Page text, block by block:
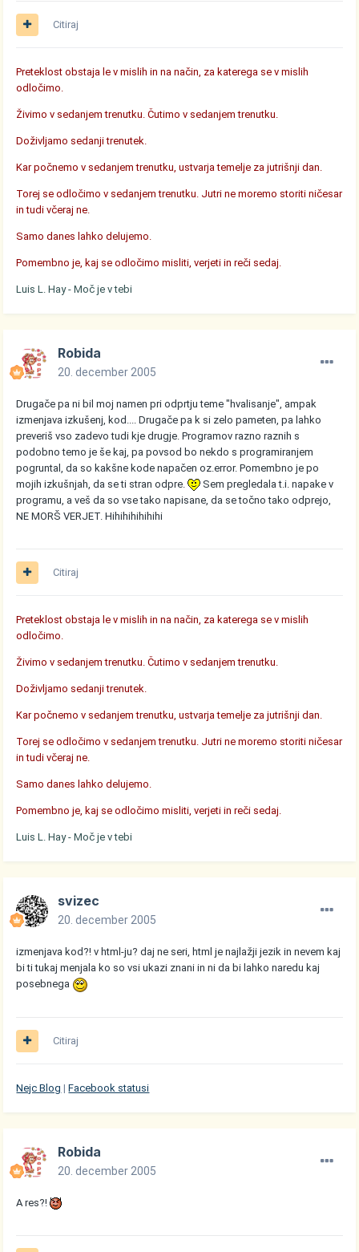
Citiraj
Preteklost obstaja le v mislih in na način, za katerega se v mislih
odločimo.
Živimo v sedanjem trenutku. Čutimo v sedanjem trenutku.
Doživljamo sedanji trenutek.
Kar počnemo v sedanjem trenutku, ustvarja temelje za jutrišnji dan.
Torej se odločimo v sedanjem trenutku. Jutri ne moremo storiti ničesar
in tudi včeraj ne.
Samo danes lahko delujemo.
Pomembno je, kaj se odločimo misliti, verjeti in reči sedaj.
Luis L. Hay - Moč je v tebi
Robida
20. december 2005
Drugače pa ni bil moj namen pri odprtju teme "hvalisanje", ampak
izmenjava izkušenj, kod.... Drugače pa k si zelo pameten, pa lahko
preveriš vso zadevo tudi kje drugje. Programov razno raznih s
podobno temo je še kaj, pa povsod bo nekdo s programiranjem
pogruntal, da so kakšne kode napačen oz.error. Pomembno je po
mojih izkušnjah, da se ti stran odpre.
Sem pregledala t.i. napake v
programu, a veš da so vse tako napisane, da se točno tako odprejo,
NE MORŠ VERJET. Hihihihihihihi
Citiraj
Preteklost obstaja le v mislih in na način, za katerega se v mislih
odločimo.
Živimo v sedanjem trenutku. Čutimo v sedanjem trenutku.
Doživljamo sedanji trenutek.
Kar počnemo v sedanjem trenutku, ustvarja temelje za jutrišnji dan.
Torej se odločimo v sedanjem trenutku. Jutri ne moremo storiti ničesar
in tudi včeraj ne.
Samo danes lahko delujemo.
Pomembno je, kaj se odločimo misliti, verjeti in reči sedaj.
Luis L. Hay - Moč je v tebi
svizec
20. december 2005
izmenjava kod?! v html-ju? daj ne seri, html je najlažji jezik in nevem kaj
bi ti tukaj menjala ko so vsi ukazi znani in ni da bi lahko naredu kaj
posebnega
Citiraj
Nejc Blog |Facebook statusi
Robida
20. december 2005
A res?!